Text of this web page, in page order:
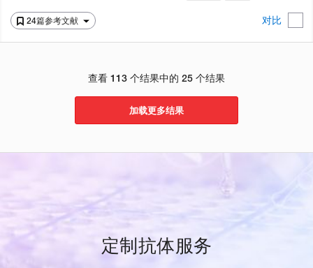
24篇参考文献 对比
查看 113 个结果中的 25 个结果
加载更多结果
定制抗体服务